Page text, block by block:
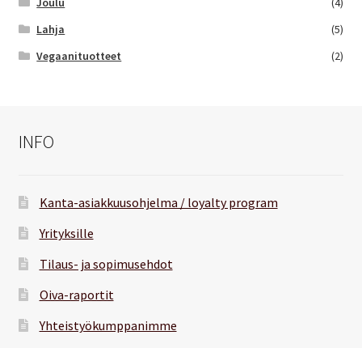
Lahja
(5)
Vegaanituotteet
(2)
INFO
Kanta-asiakkuusohjelma / loyalty program
Yrityksille
Tilaus- ja sopimusehdot
Oiva-raportit
Yhteistyökumppanimme